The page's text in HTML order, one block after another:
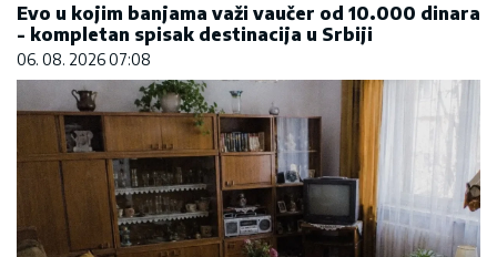
Evo u kojim banjama važi vaučer od 10.000 dinara
- kompletan spisak destinacija u Srbiji
06. 08. 2026 07:08